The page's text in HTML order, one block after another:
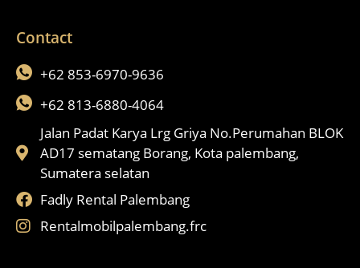
Contact
+62 853-6970-9636
+62 813-6880-4064
Jalan Padat Karya Lrg Griya No.Perumahan BLOK
AD17 sematang Borang, Kota palembang,
Sumatera selatan
Fadly Rental Palembang
Rentalmobilpalembang.frc